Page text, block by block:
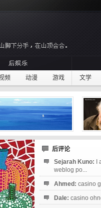
频 动漫 游戏 文学
后评论
Sejarah Kuno:
weblog po...
Ahmed: casino
Dale: casino